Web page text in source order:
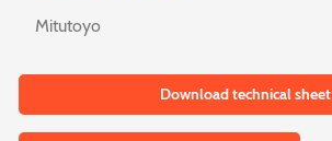
Mitutoyo
Download technical sheet